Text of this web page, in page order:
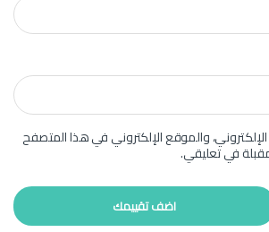
والموقع الإلكتروني في هذا المتصفح
في تعليقي.